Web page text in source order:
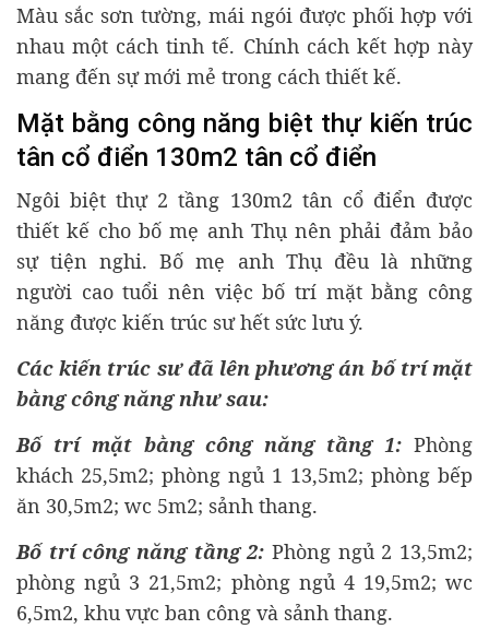
Màu sắc sơn tường, mái ngói được phối hợp với
nhau một cách tinh tế. Chính cách kết hợp này
mang đến sự mới mẻ trong cách thiết kế.
Mặt bằng công năng biệt thự kiến trúc
tân cổ điển 130m2 tân cổ điển
Ngôi biệt thự 2 tầng 130m2 tân cổ điển được
thiết kế cho bố mẹ anh Thụ nên phải đảm bảo
sự tiện nghi. Bố mẹ anh Thụ đều là những
người cao tuổi nên việc bố trí mặt bằng công
năng được kiến trúc sư hết sức lưu ý.
Các kiến trúc sư đã lên phương án bố trí mặt
bằng công năng như sau:
Bố trí mặt bằng công năng tầng 1: Phòng
khách 25,5m2; phòng ngủ 1 13,5m2; phòng bếp
ăn 30,5m2; wc 5m2; sảnh thang.
Bố trí công năng tầng 2: Phòng ngủ 2 13,5m2;
phòng ngủ 3 21,5m2; phòng ngủ 4 19,5m2; wc
6,5m2, khu vực ban công và sảnh thang.